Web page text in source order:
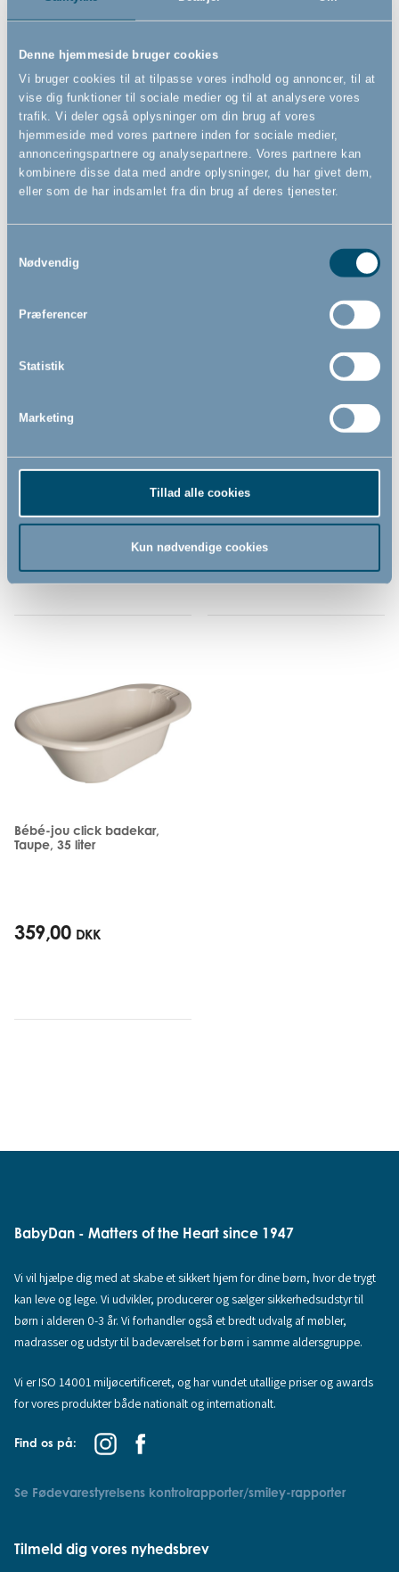
Denne hjemmeside bruger cookies
Vi bruger cookies til at tilpasse vores indhold og annoncer, til at
vise dig funktioner til sociale medier og til at analysere vores
trafik. Vi deler også oplysninger om din brug af vores
hjemmeside med vores partnere inden for sociale medier,
annonceringspartnere og analysepartnere. Vores partnere kan
kombinere disse data med andre oplysninger, du har givet dem,
eller som de har indsamlet fra din brug af deres tjenester.
Nødvendig
Præferencer
Statistik
Marketing
Tillad alle cookies
Kun nødvendige cookies
Bébé-jou justerbart
229,00 DKK
Bébé-jou skammel, Taupe
199,00 DKK
Bébé-jou potte, Taupe
119,00 DKK
Bébé-jou kam og børste sæt,
139,00 DKK
Bébé-jou click badekar,
Taupe, 35 liter
359,00 DKK
BabyDan - Matters of the Heart since 1947
Vi vil hjælpe dig med at skabe et sikkert hjem for dine børn, hvor de trygt
kan leve og lege. Vi udvikler, producerer og sælger sikkerhedsudstyr til
børn i alderen 0-3 år. Vi forhandler også et bredt udvalg af møbler,
madrasser og udstyr til badeværelset for børn i samme aldersgruppe.
Vi er ISO 14001 miljøcertificeret, og har vundet utallige priser og awards
for vores produkter både nationalt og internationalt.
Find os på:
Se Fødevarestyrelsens kontrolrapporter/smiley-rapporter
Tilmeld dig vores nyhedsbrev